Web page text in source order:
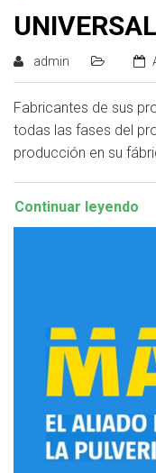
admin
Fabricantes de sus
todas las fases del
producción en su
Continuar leyendo